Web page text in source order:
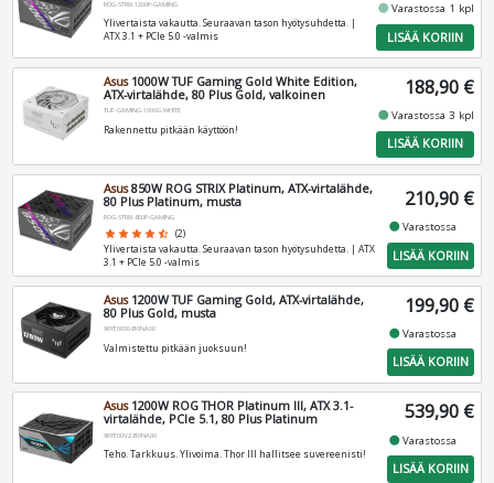
ROG-STRIX-1200P-GAMING
Ylivertaista vakautta. Seuraavan tason hyötysuhdetta. |
ATX 3.1 + PCIe 5.0 -valmis
fiber_manual_recordVarastossa 1 kpl
LISÄÄ KORIIN
Asus1000W TUF Gaming Gold White Edition,
ATX-virtalähde, 80 Plus Gold, valkoinen
TUF-GAMING-1000G-WHITE
Rakennettu pitkään käyttöön!
188,90 €
fiber_manual_recordVarastossa 3 kpl
LISÄÄ KORIIN
Asus850W ROG STRIX Platinum, ATX-virtalähde,
80 Plus Platinum, musta
ROG-STRIX-850P-GAMING
star star star star star_half (2)
Ylivertaista vakautta. Seuraavan tason hyötysuhdetta. | ATX
3.1 + PCIe 5.0 -valmis
210,90 €
fiber_manual_recordVarastossa
LISÄÄ KORIIN
Asus1200W TUF Gaming Gold, ATX-virtalähde,
80 Plus Gold, musta
90YE00S0-B0NA00
Valmistettu pitkään juoksuun!
199,90 €
fiber_manual_recordVarastossa
LISÄÄ KORIIN
Asus1200W ROG THOR Platinum III, ATX 3.1-
virtalähde, PCIe 5.1, 80 Plus Platinum
90YE00V2-B0NA00
Teho. Tarkkuus. Ylivoima. Thor III hallitsee suvereenisti!
539,90 €
fiber_manual_recordVarastossa
LISÄÄ KORIIN